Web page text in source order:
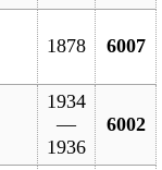
1878 6007
1934
—
1936
6002